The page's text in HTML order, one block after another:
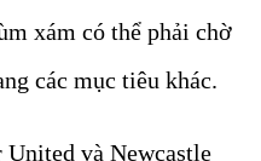
xám có thể phải chờ
các mục tiêu khác.
United và Newcastle